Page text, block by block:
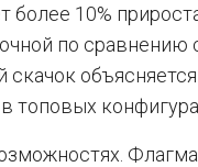
более 10%
по сравнению
скачок
топовых